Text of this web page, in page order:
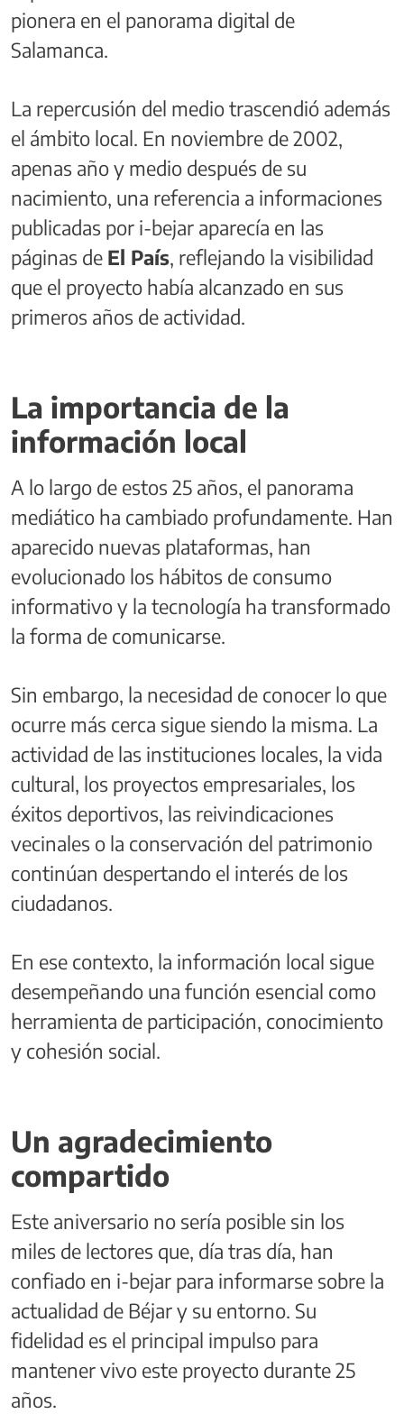
pionera en el panorama digital de
Salamanca.
La repercusión del medio trascendió además
el ámbito local. En noviembre de 2002,
apenas año y medio después de su
nacimiento, una referencia a informaciones
publicadas por i-bejar aparecía en las
páginas de El País, reflejando la visibilidad
que el proyecto había alcanzado en sus
primeros años de actividad.
La importancia de la
información local
A lo largo de estos 25 años, el panorama
mediático ha cambiado profundamente. Han
aparecido nuevas plataformas, han
evolucionado los hábitos de consumo
informativo y la tecnología ha transformado
la forma de comunicarse.
Sin embargo, la necesidad de conocer lo que
ocurre más cerca sigue siendo la misma. La
actividad de las instituciones locales, la vida
cultural, los proyectos empresariales, los
éxitos deportivos, las reivindicaciones
vecinales o la conservación del patrimonio
continúan despertando el interés de los
ciudadanos.
En ese contexto, la información local sigue
desempeñando una función esencial como
herramienta de participación, conocimiento
y cohesión social.
Un agradecimiento
compartido
Este aniversario no sería posible sin los
miles de lectores que, día tras día, han
confiado en i-bejar para informarse sobre la
actualidad de Béjar y su entorno. Su
fidelidad es el principal impulso para
mantener vivo este proyecto durante 25
años.